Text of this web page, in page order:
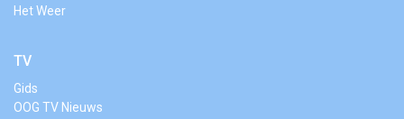
Het Weer
TV
Gids
OOG TV Nieuws